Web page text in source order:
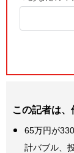
この記者は
65万円が
計バブル、